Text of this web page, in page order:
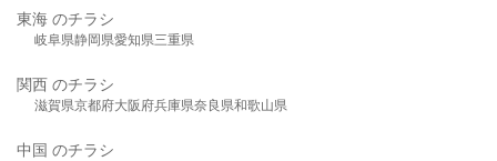
東海 のチラシ
岐阜県静岡県愛知県三重県
関西 のチラシ
滋賀県京都府大阪府兵庫県奈良県和歌山県
中国 のチラシ